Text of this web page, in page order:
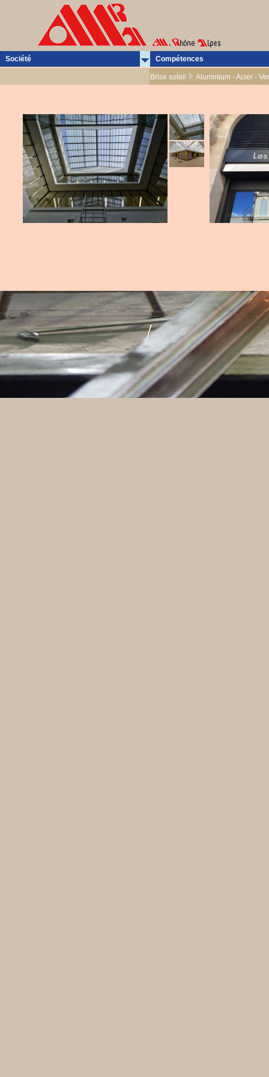
Société Compétences
Brise soleil Aluminium - Acier -